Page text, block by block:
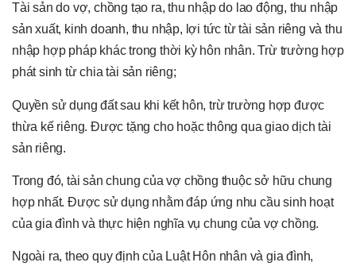
Tài sản do vợ, chồng tạo ra, thu nhập do lao động, thu nhập
sản xuất, kinh doanh, thu nhập, lợi tức từ tài sản riêng và thu
nhập hợp pháp khác trong thời kỳ hôn nhân. Trừ trường hợp
phát sinh từ chia tài sản riêng;
Quyền sử dụng đất sau khi kết hôn, trừ trường hợp được
thừa kế riêng. Được tặng cho hoặc thông qua giao dịch tài
sản riêng.
Trong đó, tài sản chung của vợ chồng thuộc sở hữu chung
hợp nhất. Được sử dụng nhằm đáp ứng nhu cầu sinh hoạt
của gia đình và thực hiện nghĩa vụ chung của vợ chồng.
Ngoài ra, theo quy định của Luật Hôn nhân và gia đình,